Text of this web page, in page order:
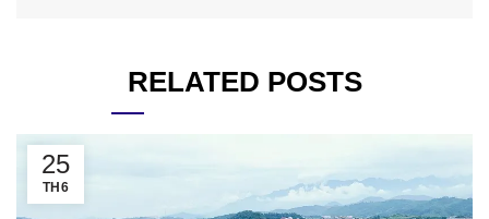
RELATED POSTS
25
TH6